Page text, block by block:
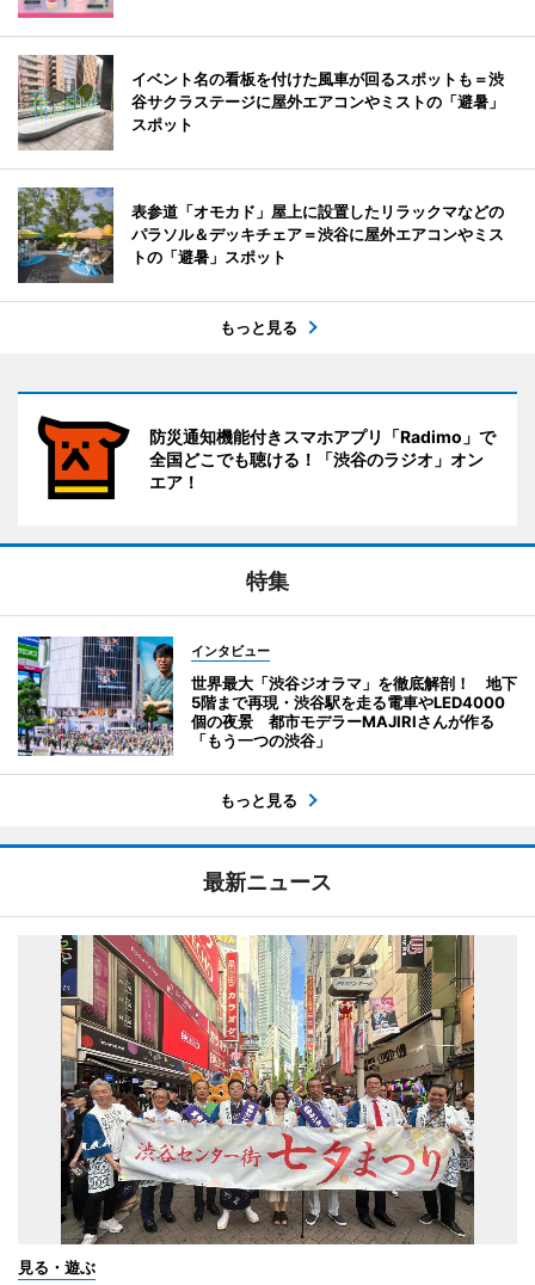
イベント名の看板を付けた風車が回るスポットも＝渋
谷サクラステージに屋外エアコンやミストの「避暑」
スポット
表参道「オモカド」屋上に設置したリラックマなどの
パラソル＆デッキチェア＝渋谷に屋外エアコンやミス
トの「避暑」スポット
もっと見る
防災通知機能付きスマホアプリ「Radimo」で
全国どこでも聴ける！「渋谷のラジオ」オン
エア！
特集
インタビュー
世界最大「渋谷ジオラマ」を徹底解剖！ 地下
5階まで再現・渋谷駅を走る電車やLED4000
個の夜景 都市モデラーMAJIRIさんが作る
「もう一つの渋谷」
もっと見る
最新ニュース
見る・遊ぶ